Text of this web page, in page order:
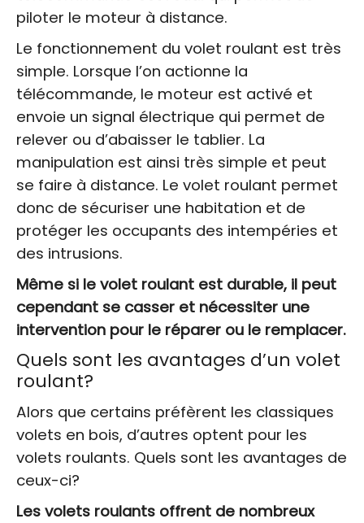
piloter le moteur à distance.
Le fonctionnement du volet roulant est très
simple. Lorsque l’on actionne la
télécommande, le moteur est activé et
envoie un signal électrique qui permet de
relever ou d’abaisser le tablier. La
manipulation est ainsi très simple et peut
se faire à distance. Le volet roulant permet
donc de sécuriser une habitation et de
protéger les occupants des intempéries et
des intrusions.
Même si le volet roulant est durable, il peut
cependant se casser et nécessiter une
intervention pour le réparer ou le remplacer.
Quels sont les avantages d’un volet
roulant?
Alors que certains préfèrent les classiques
volets en bois, d’autres optent pour les
volets roulants. Quels sont les avantages de
ceux-ci?
Les volets roulants offrent de nombreux